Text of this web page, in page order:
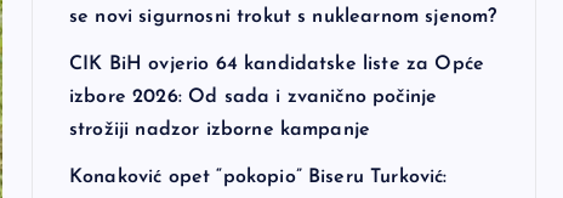
se novi sigurnosni trokut s nuklearnom sjenom?
CIK BiH ovjerio 64 kandidatske liste za Opće
izbore 2026: Od sada i zvanično počinje
strožiji nadzor izborne kampanje
Konaković opet “pokopio” Biseru Turković: